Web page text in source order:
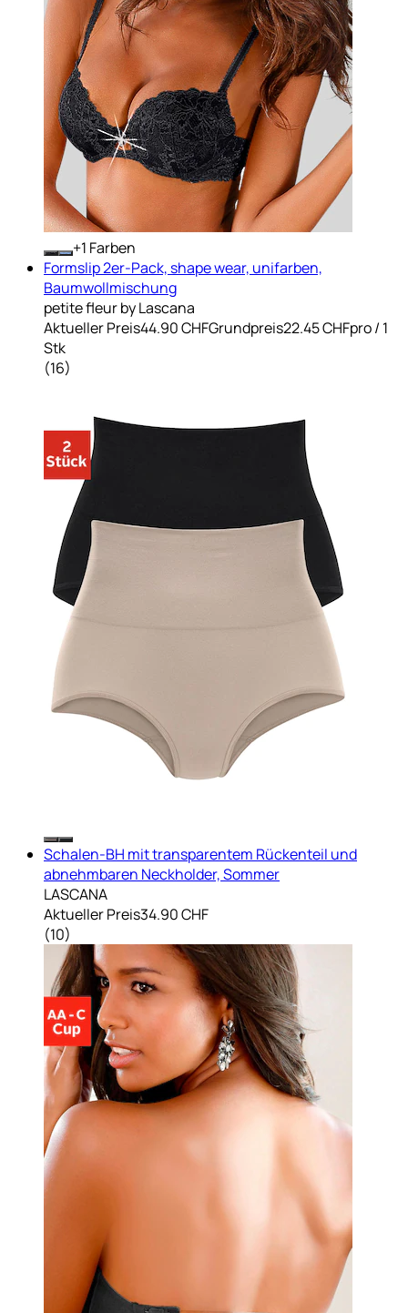
+ Farben
Formslip 2er-Pack, shape wear, unifarben,
Baumwollmischung
petite fleur by Lascana
Aktueller Preis44.90 CHFGrundpreis22.45 CHFpro/ 1
Stk
(16)
Schalen-BH mit transparentem Rückenteil und
abnehmbaren Neckholder, Sommer
LASCANA
Aktueller Preis34.90 CHF
(10)